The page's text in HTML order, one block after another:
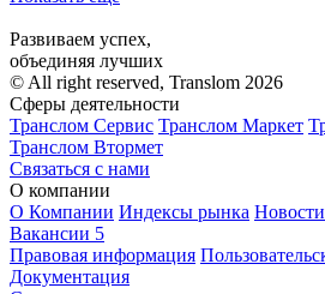
Развиваем успех,
объединяя лучших
© All right reserved, Translom 2026
Сферы деятельности
Транслом Сервис Транслом Маркет
Транслом Втормет
Связаться с нами
О компании
О Компании Индексы рынка
Вакансии 5
Правовая информация
Документация